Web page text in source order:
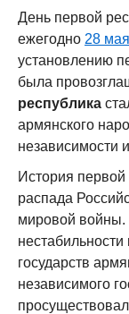
День первой
ежегодно 28 мая
установлению
была
республика
армянского
независимости
История
распада
мировой войны.
государств
независимого